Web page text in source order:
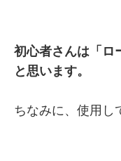
初心者さんは「ロ
と思います。
ちなみに、使用し